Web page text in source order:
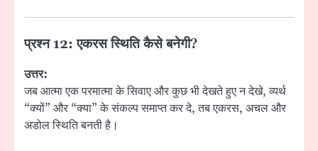
प्रश्न 12: एकरस स्थिति कैसे बनेगी?
उत्तर:
जब आत्मा एक परमात्मा के सिवाए और कुछ भी देखते हुए न देखे, व्यर्थ
“क्यों” और “क्या” के संकल्प समाप्त कर दे, तब एकरस, अचल और
अडोल स्थिति बनती है।